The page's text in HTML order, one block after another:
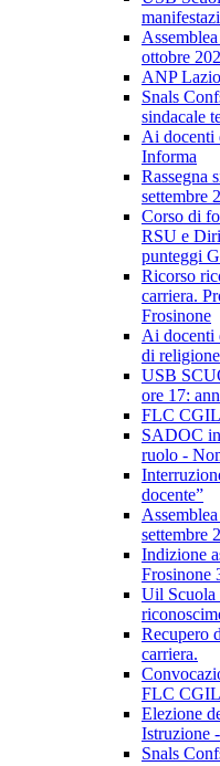
ottobre
ANP
Snals
sindacale
Ai docenti
Informa
Rassegna
settembre
Corso di
RSU e
punteggi
Ricorso
carriera.
Frosinone
Ai docenti
di religione
USB
ore 17:
FLC CGIL
SADOC
ruolo -
docente”
settembre
Indizione
Frosinone
Uil Scuola
Recupero
carriera.
FLC
Elezione
Istruzione
Snals